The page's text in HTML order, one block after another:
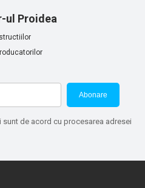
ul Proidea
Abonare
sunt de acord cu procesarea adresei